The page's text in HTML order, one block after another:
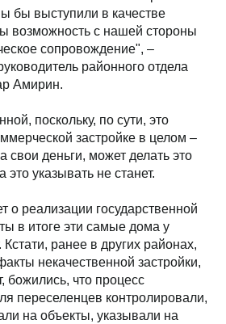
бы выступили в качестве
возможность с нашей стороны
сопровождение", –
районного отдела
Амирин.
поскольку, по сути, это
застройке в целом –
свои деньги, может делать это
это указывать не станет.
о реализации государственной
в итоге эти самые дома у
ранее в других районах,
некачественной застройки,
божились, что процесс
переселенцев контролировали,
на объекты, указывали на